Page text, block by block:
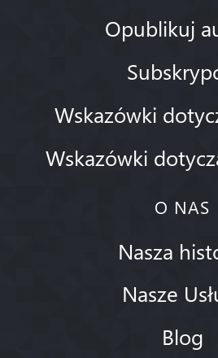
Opublikuj
Wskazówki
Wskazówki
O NAS
Nasza
Nasze
Blog